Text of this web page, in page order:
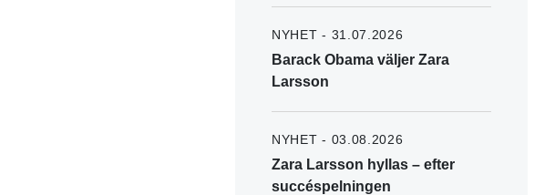
NYHET - 31.07.2026
Barack Obama väljer Zara
Larsson
NYHET - 03.08.2026
Zara Larsson hyllas – efter
succéspelningen